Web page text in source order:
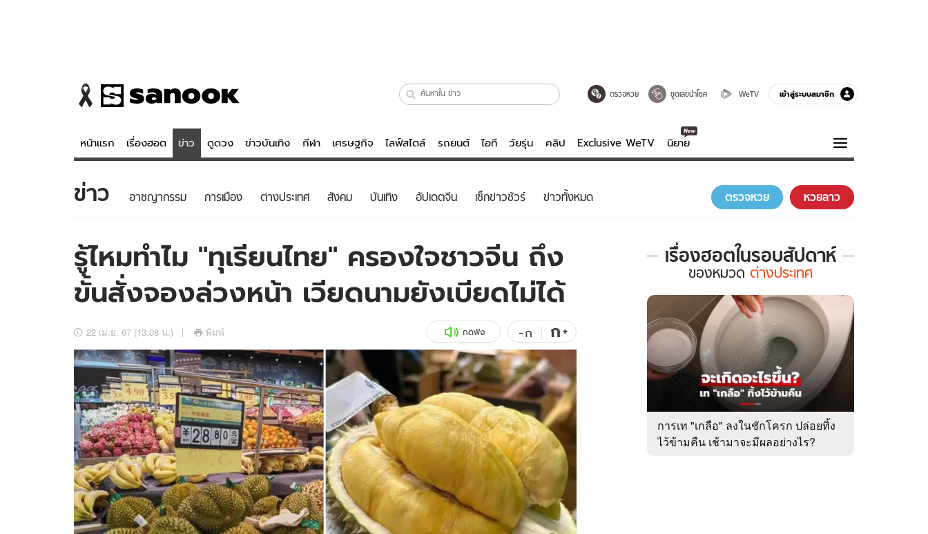
ตรวจหวย ขูดเลขนำโชค WeTV เข้าสู่ระบบสมาชิก
หน้าแรก เรื่องฮอต ข่าว ดูดวง ข่าวบันเทิง กีฬา เศรษฐกิจ ไลฟ์สไตล์ รถยนต์ ไอที วัยรุ่น คลิป Exclusive WeTV นิยาย
ข่าว
ข่าวบันเทิง
ข่าวกีฬา
ข่าวเศรษฐกิจ
อัปเดตจีน
เช็กข่าวชัวร์
ดูดวง - ตรวจหวย
สถิติหวยไทย
หวยลาว
ไลฟ์สไตล์
วัยรุ่น
ไอที
รถยนต์
สุขภาพ
เที่ยว-กิน
Tasteful Thailand
Sanook Choice
บันเทิงครบรส
เกมส์
คลิป
ดูทีวี
WeTV
Exclusive WeTV
นิยาย
ความรู้รอบตัว
ฮาวทู
ดาวน์โหลดสนุกแอปฟรี ติดตามสนุกโซเชียลได้ที่
สงวนลิขสิทธิ์ ©2569บริษัท อิมเมจ ฟิวเจอร์ (ประเทศไทย) จำกัด
ข่าว อาชญากรรม การเมือง ต่างประเทศ สังคม บันเทิง อัปเดตจีน เช็กข่าวชัวร์ ข่าวทั้งหมด ตรวจหวย หวยลาว
รู้ไหมทำไม "ทุเรียนไทย" ครองใจชาวจีน ถึง
ขั้นสั่งจองล่วงหน้า เวียดนามยังเบียดไม่ได้
22 เม.ย. 67 (13:08 น.) พิมพ์ กดฟัง -ก ก+
เรื่องฮอตในรอบสัปดาห์
เรื่อง
ใน
รอบ
สัปดาห์
ของ
ต่าง
ประเทศ
ของหมวด ต่างประเทศ
การเท "เกลือ" ลงในชักโครก ปล่อยทิ้ง
ไว้ข้ามคืน เช้ามาจะมีผลอย่างไร?